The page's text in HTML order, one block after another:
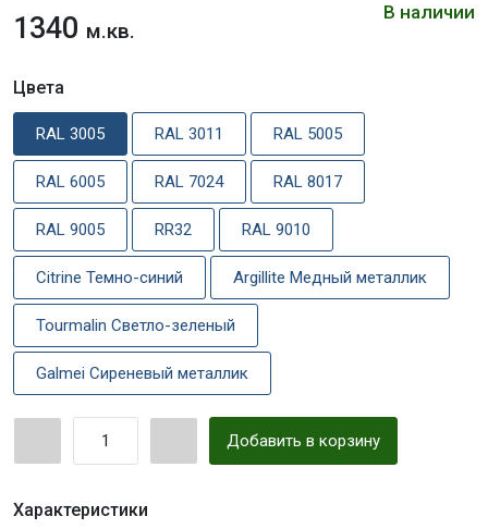
В наличии
1340 м.кв.
Цвета
RAL 3005 RAL 3011 RAL 5005
RAL 6005 RAL 7024 RAL 8017
RAL 9005 RR32 RAL 9010
Citrine Темно-синий Argillite Медный металлик
Tourmalin Светло-зеленый
Galmei Сиреневый металлик
Добавить в корзину
Характеристики